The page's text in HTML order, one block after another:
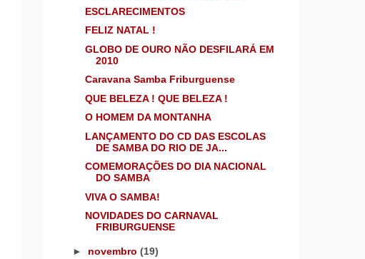
ESCLARECIMENTOS
FELIZ NATAL !
GLOBO DE OURO NÃO DESFILARÁ EM
2010
Caravana Samba Friburguense
QUE BELEZA ! QUE BELEZA !
O HOMEM DA MONTANHA
LANÇAMENTO DO CD DAS ESCOLAS
DE SAMBA DO RIO DE JA...
COMEMORAÇÕES DO DIA NACIONAL
DO SAMBA
VIVA O SAMBA!
NOVIDADES DO CARNAVAL
FRIBURGUENSE
► novembro (19)